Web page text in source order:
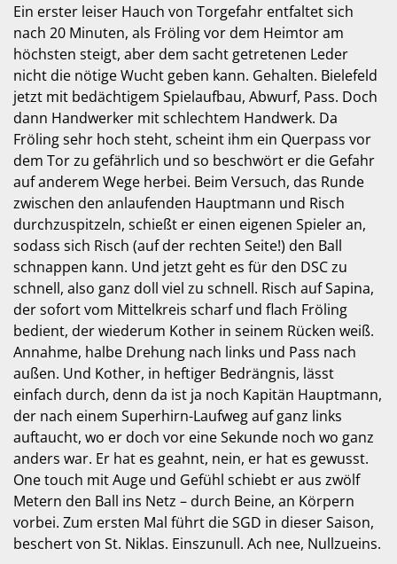
Ein erster leiser Hauch von Torgefahr entfaltet sich
nach 20 Minuten, als Fröling vor dem Heimtor am
höchsten steigt, aber dem sacht getretenen Leder
nicht die nötige Wucht geben kann. Gehalten. Bielefeld
jetzt mit bedächtigem Spielaufbau, Abwurf, Pass. Doch
dann Handwerker mit schlechtem Handwerk. Da
Fröling sehr hoch steht, scheint ihm ein Querpass vor
dem Tor zu gefährlich und so beschwört er die Gefahr
auf anderem Wege herbei. Beim Versuch, das Runde
zwischen den anlaufenden Hauptmann und Risch
durchzuspitzeln, schießt er einen eigenen Spieler an,
sodass sich Risch (auf der rechten Seite!) den Ball
schnappen kann. Und jetzt geht es für den DSC zu
schnell, also ganz doll viel zu schnell. Risch auf Sapina,
der sofort vom Mittelkreis scharf und flach Fröling
bedient, der wiederum Kother in seinem Rücken weiß.
Annahme, halbe Drehung nach links und Pass nach
außen. Und Kother, in heftiger Bedrängnis, lässt
einfach durch, denn da ist ja noch Kapitän Hauptmann,
der nach einem Superhirn-Laufweg auf ganz links
auftaucht, wo er doch vor eine Sekunde noch wo ganz
anders war. Er hat es geahnt, nein, er hat es gewusst.
One touch mit Auge und Gefühl schiebt er aus zwölf
Metern den Ball ins Netz – durch Beine, an Körpern
vorbei. Zum ersten Mal führt die SGD in dieser Saison,
beschert von St. Niklas. Einszunull. Ach nee, Nullzueins.